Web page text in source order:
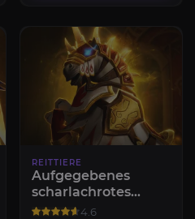
REITTIERE
Aufgegebenes
scharlachrotes
Streitross
4.6